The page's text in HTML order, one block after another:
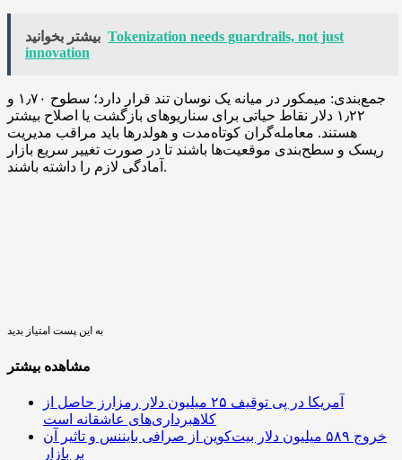
بیشتر بخوانید Tokenization needs guardrails, not just
innovation
جمع‌بندی: میمکور در میانه یک نوسان تند قرار دارد؛ سطوح ۱٫۷۰ و
۱٫۲۲ دلار نقاط حیاتی برای سناریوهای بازگشت یا اصلاح بیشتر
هستند. معامله‌گران کوتاه‌مدت و هولدرها باید مراقب مدیریت
ریسک و سطح‌بندی موقعیت‌ها باشند تا در صورت تغییر سریع بازار
آمادگی لازم را داشته باشند.
به این پست امتیاز بدید
مشاهده بیشتر
آمریکا در پی توقیف ۲۵ میلیون دلار رمزارز حاصل از
کلاهبرداری‌های عاشقانه است
خروج ۵۸۹ میلیون دلار بیت‌کوین از صرافی بایننس و تاثیر آن
بر بازار